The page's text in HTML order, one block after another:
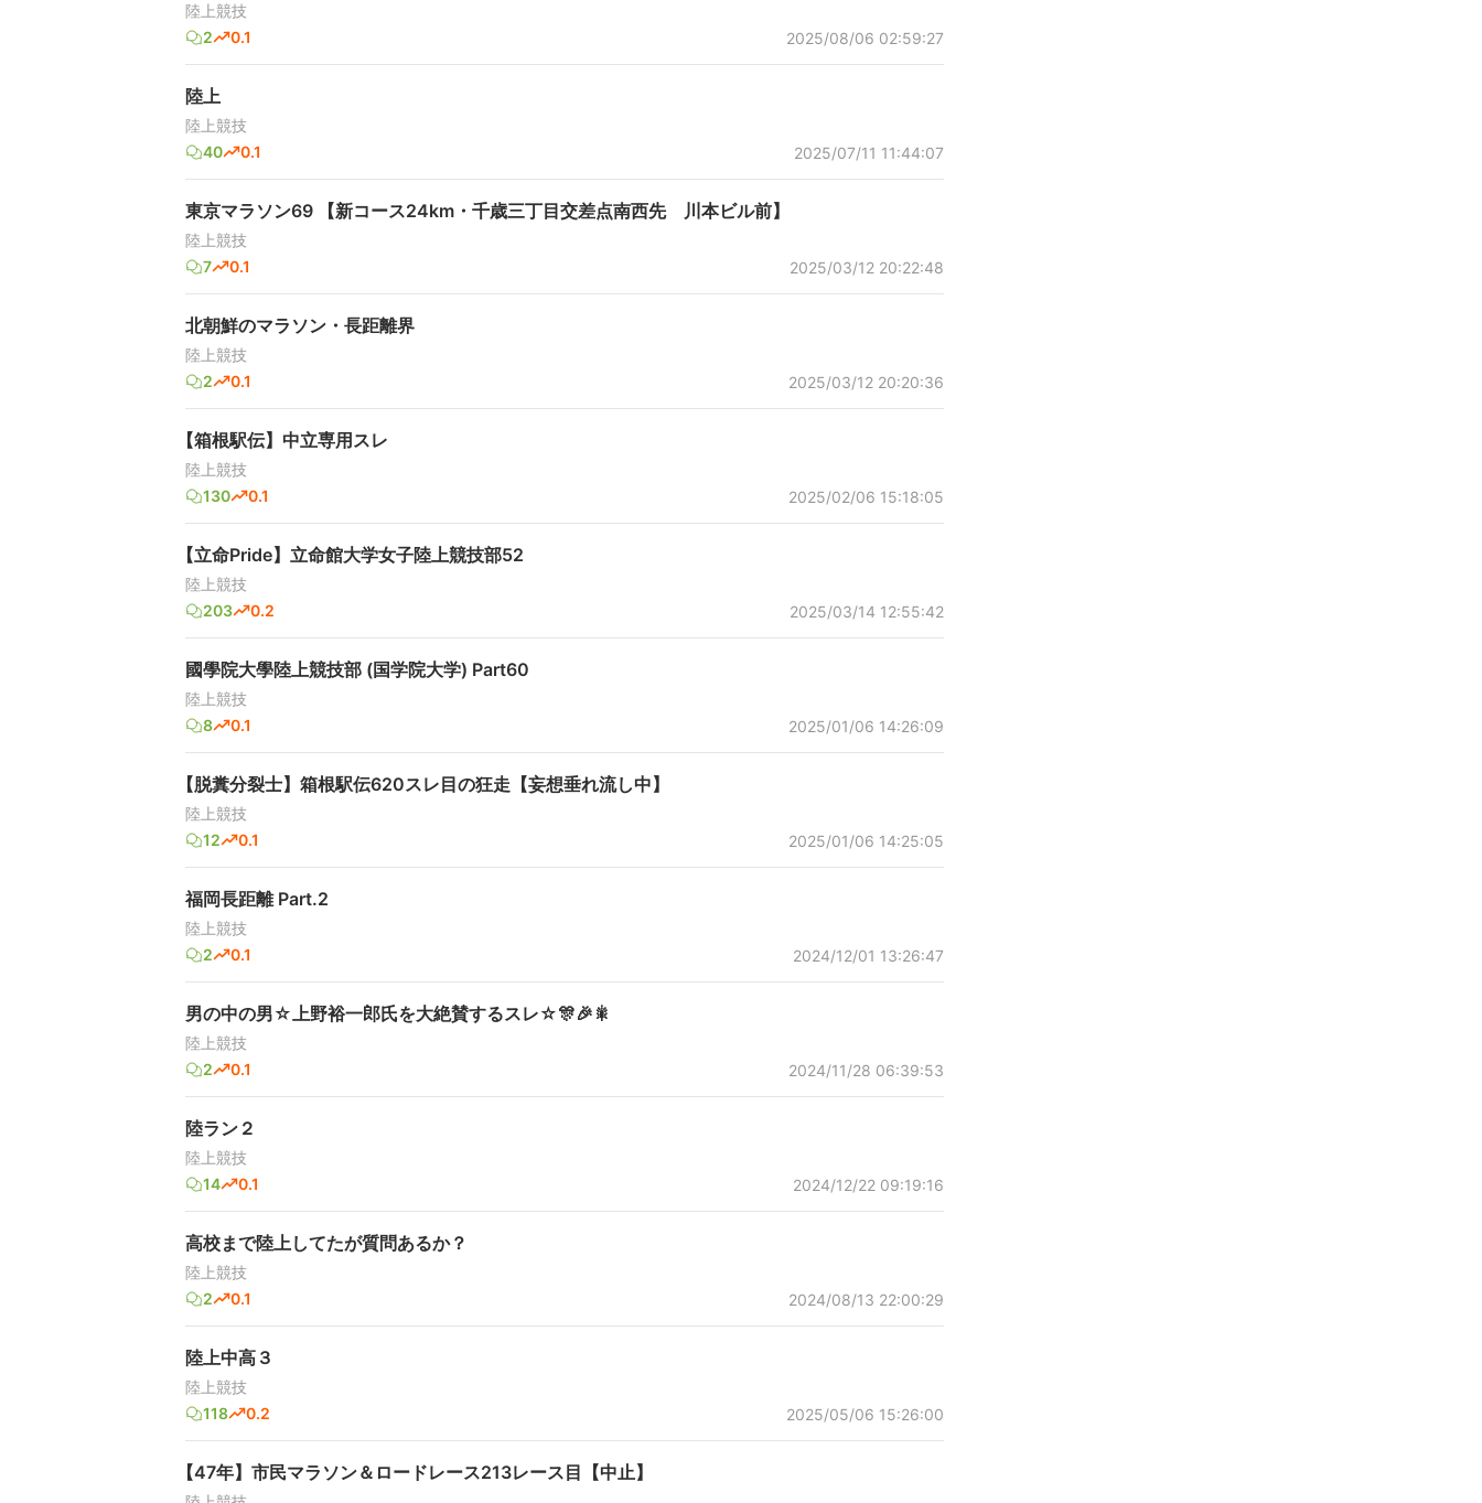
陸上競技
2
0.1 2025/08/06 02:59:27
陸上
陸上競技
40
0.1 2025/07/11 11:44:07
東京マラソン69 【新コース24km・千歳三丁目交差点南西先 川本ビル前】
陸上競技
7
0.1 2025/03/12 20:22:48
北朝鮮のマラソン・長距離界
陸上競技
2
0.1 2025/03/12 20:20:36
【箱根駅伝】中立専用スレ
陸上競技
130
0.1 2025/02/06 15:18:05
【立命Pride】立命館大学女子陸上競技部52
陸上競技
203
0.2 2025/03/14 12:55:42
國學院大學陸上競技部 (国学院大学) Part60
陸上競技
8
0.1 2025/01/06 14:26:09
【脱糞分裂士】箱根駅伝620スレ目の狂走【妄想垂れ流し中】
陸上競技
12
0.1 2025/01/06 14:25:05
福岡長距離 Part.2
陸上競技
2
0.1 2024/12/01 13:26:47
男の中の男☆上野裕一郎氏を大絶賛するスレ☆🎊🎉🎇
陸上競技
2
0.1 2024/11/28 06:39:53
陸ラン２
陸上競技
14
0.1 2024/12/22 09:19:16
高校まで陸上してたが質問あるか？
陸上競技
2
0.1 2024/08/13 22:00:29
陸上中高３
陸上競技
118
0.2 2025/05/06 15:26:00
【47年】市民マラソン＆ロードレース213レース目【中止】